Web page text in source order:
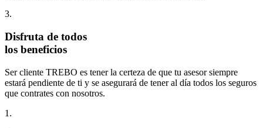
3.
Disfruta de todos
los beneficios
Ser cliente TREBO es tener la certeza de que tu asesor siempre
estará pendiente de ti y se asegurará de tener al día todos los seguros
que contrates con nosotros.
1.